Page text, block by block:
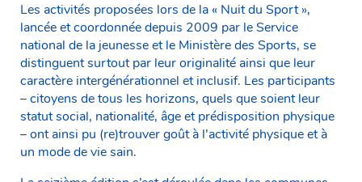
Les activités proposées lors de la « Nuit du Sport »,
lancée et coordonnée depuis 2009 par le Service
national de la jeunesse et le Ministère des Sports, se
distinguent surtout par leur originalité ainsi que leur
caractère intergénérationnel et inclusif. Les participants
– citoyens de tous les horizons, quels que soient leur
statut social, nationalité, âge et prédisposition physique
– ont ainsi pu (re)trouver goût à l’activité physique et à
un mode de vie sain.